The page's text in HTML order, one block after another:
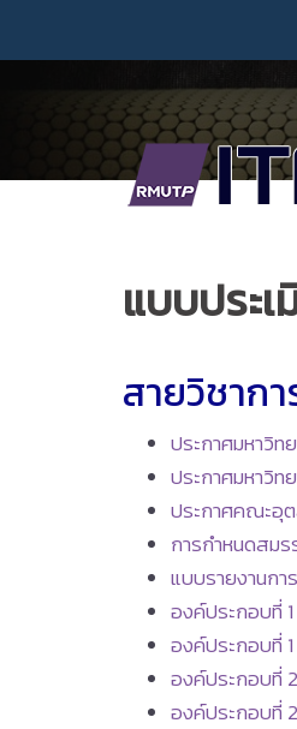
แบบประ
สายวิชากา
ประกาศมหาวิท
ประกาศมหาวิ
ประกาศคณะอุ
การกำหนดสม
แบบรายงานกา
องค์ประกอบที่
องค์ประกอบที่
องค์ประกอบที่
องค์ประกอบที่